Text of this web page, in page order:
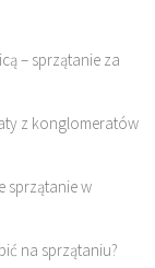
– sprzątanie za
z konglomeratów
sprzątanie w
na sprzątaniu?